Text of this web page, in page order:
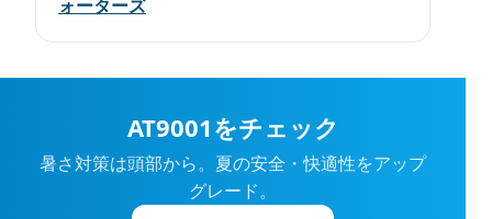
ォーターズ
AT9001をチェック
暑さ対策は頭部から。夏の安全・快適性をアップ
グレード。